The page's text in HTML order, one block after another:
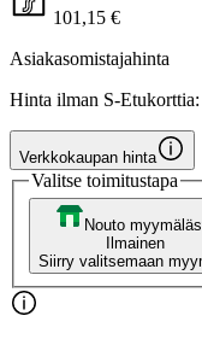
101,15 €
Asiakasomistajahinta
Hinta ilman S-Etukorttia:
Verkkokaupan hinta
Valitse toimitustapa
Nouto
Ilmainen
Siirry valitsemaan